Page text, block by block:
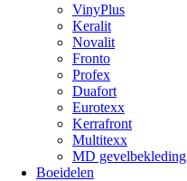
VinyPlus
Keralit
Novalit
Fronto
Profex
Duafort
Eurotexx
Kerrafront
Multitexx
MD gevelbekleding
Boeidelen